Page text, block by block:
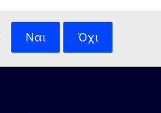
Ναι Όχι